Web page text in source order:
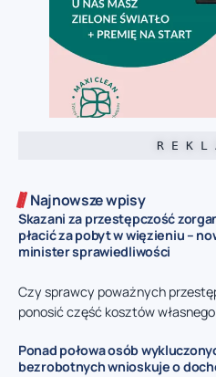
R E K L
Najnowsze wpisy
Skazani za przestępczość
płacić za pobyt w więzieniu –
minister sprawiedliwości
Czy sprawcy poważnych
ponosić część kosztów
Ponad połowa osób
bezrobotnych wnioskuje o